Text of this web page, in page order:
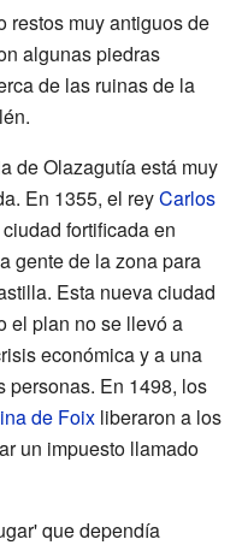
restos muy antiguos de
algunas piedras
de las ruinas de la
de Olazagutía está muy
En 1355, el reyCarlos
fortificada en
gente de la zona para
Esta nueva ciudad
el plan no se llevó a
económica y a una
personas. En 1498, los
de Foix liberaron a los
un impuesto llamado
que dependía